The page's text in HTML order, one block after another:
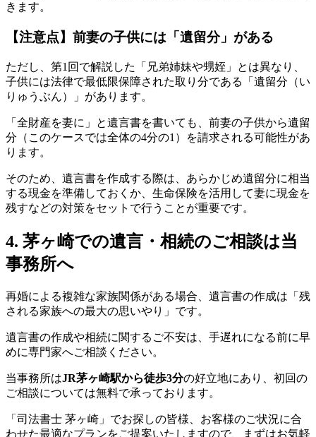
きます。
【注意点】前妻の子供には「遺留分」がある
ただし、第1回で解説した「兄弟姉妹や甥姪」とは異なり、
子供には法律で最低限保障された取り分である「遺留分（い
りゅうぶん）」があります。
「全財産を妻に」と遺言書を書いても、前妻の子供から遺留
分（このケースでは全体の4分の1）を請求される可能性があ
ります。
そのため、遺言書を作成する際は、あらかじめ遺留分に相当
する現金を準備しておくか、生命保険を活用して妻に現金を
残すなどの対策をセットで行うことが重要です。
4. 茅ヶ崎での遺言・相続のご相談は当
事務所へ
再婚による複雑な家族関係がある場合、遺言書の作成は「残
される家族への最大の思いやり」です。
遺言書の作成や相続に関するご不安は、手遅れになる前に早
めに専門家へご相談ください。
当事務所はJR茅ヶ崎駅から徒歩3分の好立地にあり、初回の
ご相談については無料で承っております。
「司法書士 茅ヶ崎」でお探しの皆様、お客様のご状況に合
わせた最適なプランをご提案いたしますので、まずはお気軽